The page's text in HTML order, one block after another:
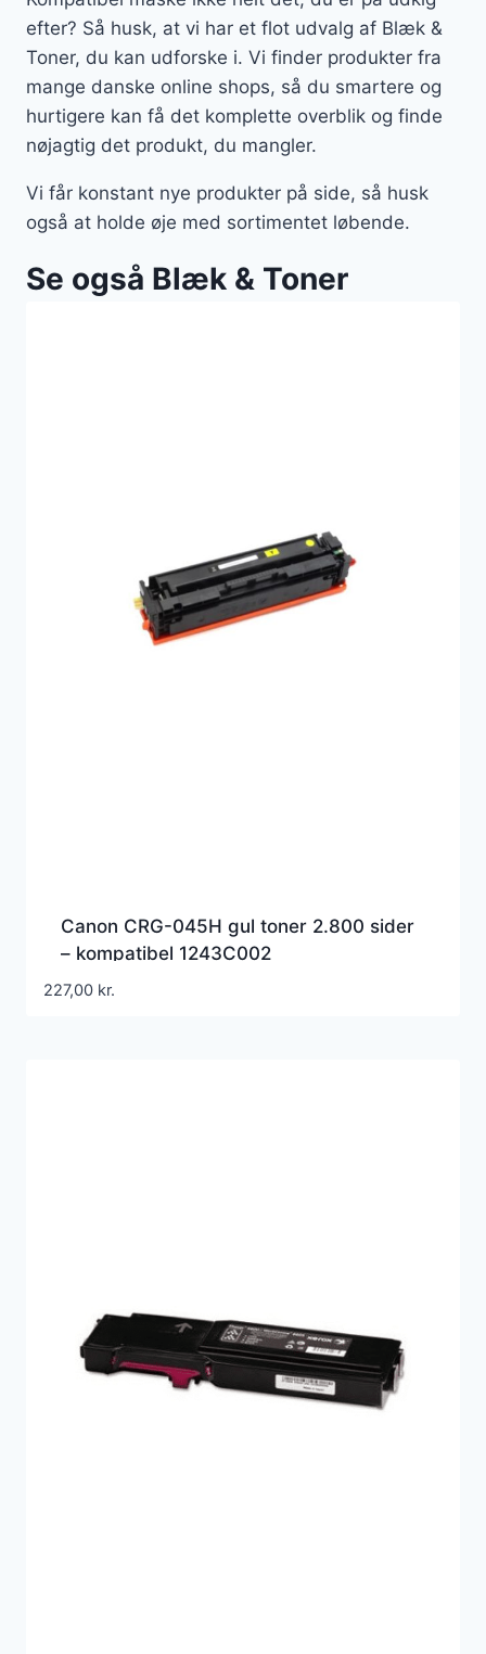
efter? Så husk, at vi har et flot udvalg af Blæk &
Toner, du kan udforske i. Vi finder produkter fra
mange danske online shops, så du smartere og
hurtigere kan få det komplette overblik og finde
nøjagtig det produkt, du mangler.
Vi får konstant nye produkter på side, så husk
også at holde øje med sortimentet løbende.
Se også Blæk & Toner
Canon CRG-045H gul toner 2.800 sider
– kompatibel 1243C002
227,00 kr.